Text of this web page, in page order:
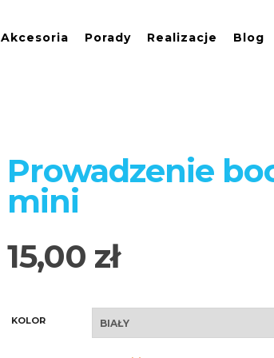
Akcesoria Porady Realizacje Blog
Prowadzenie
mini
15,00 zł
KOLOR